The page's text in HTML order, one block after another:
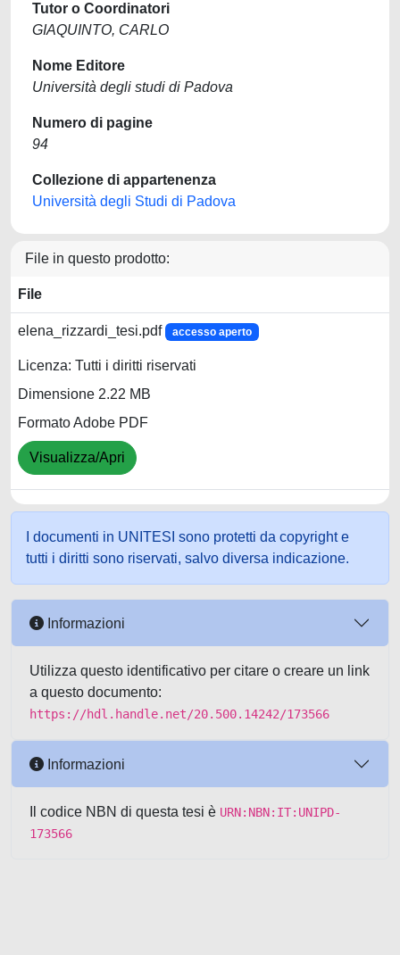
Tutor o Coordinatori
GIAQUINTO, CARLO
Nome Editore
Università degli studi di Padova
Numero di pagine
94
Collezione di appartenenza
Università degli Studi di Padova
File in questo prodotto:
File
elena_rizzardi_tesi.pdf accesso aperto
Licenza: Tutti i diritti riservati
Dimensione 2.22 MB
Formato Adobe PDF
Visualizza/Apri
I documenti in UNITESI sono protetti da copyright e
tutti i diritti sono riservati, salvo diversa indicazione.
Informazioni
Utilizza questo identificativo per citare o creare un link
a questo documento:
https://hdl.handle.net/20.500.14242/173566
Informazioni
Il codice NBN di questa tesi è URN:NBN:IT:UNIPD-
173566